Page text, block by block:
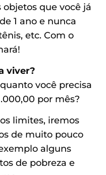
que você já
1 ano e nunca
etc. Com o
viver?
você precisa
por mês?
limites, iremos
de muito pouco
alguns
de pobreza e